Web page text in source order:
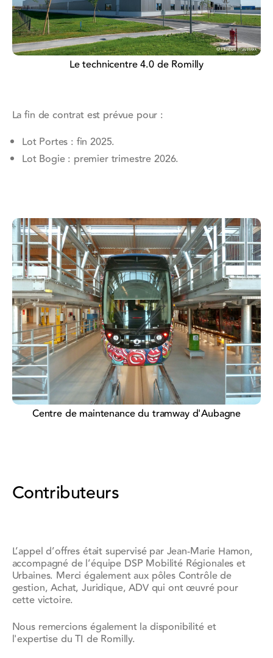
Le technicentre 4.0 de Romilly
La fin de contrat est prévue pour :
Lot Portes : fin 2025.
Lot Bogie : premier trimestre 2026.
Centre de maintenance du tramway d'Aubagne
Contributeurs
L’appel d’offres était supervisé par Jean-Marie Hamon,
accompagné de l’équipe DSP Mobilité Régionales et
Urbaines. Merci également aux pôles Contrôle de
gestion, Achat, Juridique, ADV qui ont œuvré pour
cette victoire.
Nous remercions également la disponibilité et
l'expertise du TI de Romilly.